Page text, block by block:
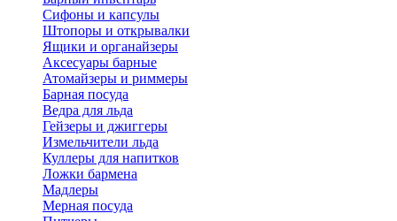
Сифоны и капсулы
Штопоры и открывалки
Ящики и органайзеры
Аксесуары барные
Атомайзеры и риммеры
Барная посуда
Ведра для льда
Гейзеры и джиггеры
Измельчители льда
Куллеры для напитков
Ложки бармена
Мадлеры
Мерная посуда